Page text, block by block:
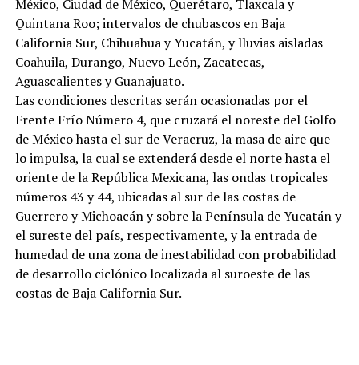
México, Ciudad de México, Querétaro, Tlaxcala y
Quintana Roo; intervalos de chubascos en Baja
California Sur, Chihuahua y Yucatán, y lluvias aisladas
Coahuila, Durango, Nuevo León, Zacatecas,
Aguascalientes y Guanajuato.
Las condiciones descritas serán ocasionadas por el
Frente Frío Número 4, que cruzará el noreste del Golfo
de México hasta el sur de Veracruz, la masa de aire que
lo impulsa, la cual se extenderá desde el norte hasta el
oriente de la República Mexicana, las ondas tropicales
números 43 y 44, ubicadas al sur de las costas de
Guerrero y Michoacán y sobre la Península de Yucatán y
el sureste del país, respectivamente, y la entrada de
humedad de una zona de inestabilidad con probabilidad
de desarrollo ciclónico localizada al suroeste de las
costas de Baja California Sur.